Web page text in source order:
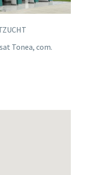
Tonea, com.